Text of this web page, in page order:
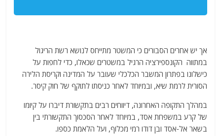
אך יש אחרים הסבורים כי המשטר מתייחס לנושא רשת הריגול
במתווה הקונספירציה הרגיל במשטרים שכאלו, כדי לחפות על
כישלונו בפתרון המשבר הכלכלי שעובר על המדינה וקריסת הלירה
הסורית לרמת שיא, ובמיוחד לאחר כניסתו לתוקף של חוק קיסר.
במהלך התקופה האחרונה, דיווחים רבים בתקשורת דיברו על קיומו
של קרע במשפחת אסד, במיוחד לאחר הסכסוך התקשורתי בין
בשאר אל-אסד ובן דודו רמי מכלוף, ועל הלאמת כספו.